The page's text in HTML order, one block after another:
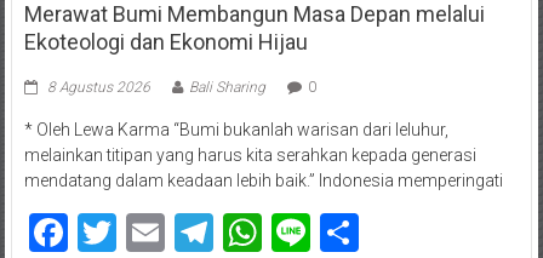
Merawat Bumi Membangun Masa Depan melalui
Ekoteologi dan Ekonomi Hijau
8 Agustus 2026 Bali Sharing 0
* Oleh Lewa Karma “Bumi bukanlah warisan dari leluhur,
melainkan titipan yang harus kita serahkan kepada generasi
mendatang dalam keadaan lebih baik.” Indonesia memperingati
Facebook
Twitter
EmailTelegram
WhatsApp
Line